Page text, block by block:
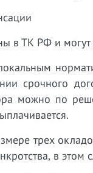
в ТК РФ и могут
срочного
можно по
трех
в этом